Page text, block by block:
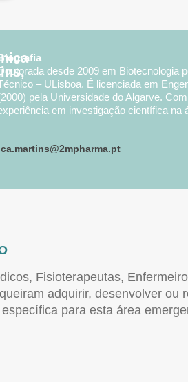
desde 2009 em Biotecnologia
– ULisboa. É licenciada em
pela Universidade do Algarve.
em investigação científica na
S.A., uma empresa no
Fisioterapeutas,
adquirir, desenvolver ou
para esta área